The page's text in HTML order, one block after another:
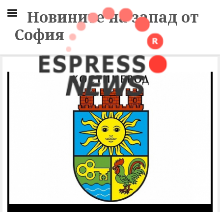
Новините на запад от
София